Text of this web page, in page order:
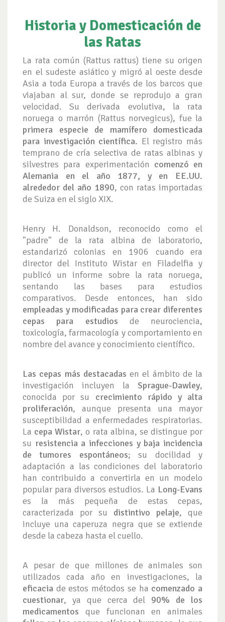
Historia y Domesticación de
las Ratas
La rata común (Rattus rattus) tiene su origen
en el sudeste asiático y migró al oeste desde
Asia a toda Europa a través de los barcos que
viajaban al sur, donde se reprodujo a gran
velocidad. Su derivada evolutiva, la rata
noruega o marrón (Rattus norvegicus), fue la
primera especie de mamífero domesticada
para investigación científica. El registro más
temprano de cría selectiva de ratas albinas y
silvestres para experimentación comenzó en
Alemania en el año 1877, y en EE.UU.
alrededor del año 1890, con ratas importadas
de Suiza en el siglo XIX.
Henry H. Donaldson, reconocido como el
"padre" de la rata albina de laboratorio,
estandarizó colonias en 1906 cuando era
director del Instituto Wistar en Filadelfia y
publicó un informe sobre la rata noruega,
sentando las bases para estudios
comparativos. Desde entonces, han sido
empleadas y modificadas para crear diferentes
cepas para estudios de neurociencia,
toxicología, farmacología y comportamiento en
nombre del avance y conocimiento científico.
Las cepas más destacadas en el ámbito de la
investigación incluyen la Sprague-Dawley,
conocida por su crecimiento rápido y alta
proliferación, aunque presenta una mayor
susceptibilidad a enfermedades respiratorias.
La cepa Wistar, o rata albina, se distingue por
su resistencia a infecciones y baja incidencia
de tumores espontáneos; su docilidad y
adaptación a las condiciones del laboratorio
han contribuido a convertirla en un modelo
popular para diversos estudios. La Long-Evans
es la más pequeña de estas cepas,
caracterizada por su distintivo pelaje, que
incluye una caperuza negra que se extiende
desde la cabeza hasta el cuello.
A pesar de que millones de animales son
utilizados cada año en investigaciones, la
eficacia de estos métodos se ha comenzado a
cuestionar, ya que cerca del 90% de los
medicamentos que funcionan en animales